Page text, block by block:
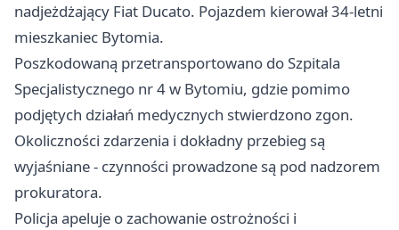
nadjeżdżający Fiat Ducato. Pojazdem kierował 34-letni
mieszkaniec Bytomia.
Poszkodowaną przetransportowano do Szpitala
Specjalistycznego nr 4 w Bytomiu, gdzie pomimo
podjętych działań medycznych stwierdzono zgon.
Okoliczności zdarzenia i dokładny przebieg są
wyjaśniane - czynności prowadzone są pod nadzorem
prokuratora.
Policja apeluje o zachowanie ostrożności i